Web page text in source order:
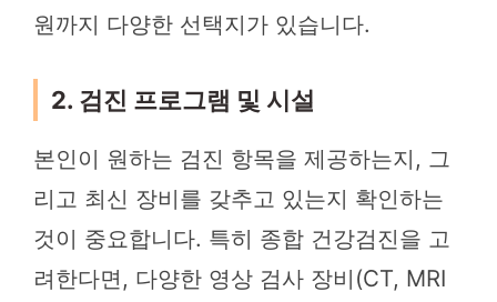
원까지 다양한 선택지가 있습니다.
2. 검진 프로그램 및 시설
본인이 원하는 검진 항목을 제공하는지, 그
리고 최신 장비를 갖추고 있는지 확인하는
것이 중요합니다. 특히 종합 건강검진을 고
려한다면, 다양한 영상 검사 장비(CT, MRI